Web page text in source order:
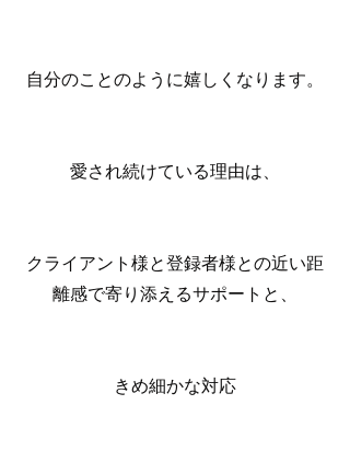
自分のことのように嬉しくなります。
愛され続けている理由は、
クライアント様と登録者様との近い距
離感で寄り添えるサポートと、
きめ細かな対応